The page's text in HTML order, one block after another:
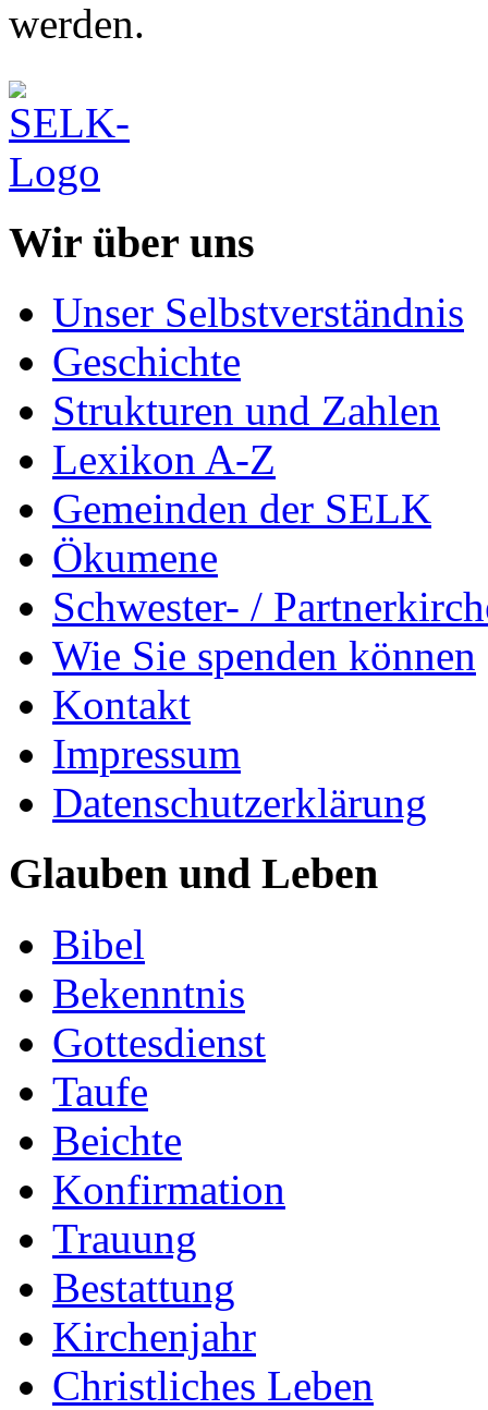
werden.
Wir über uns
Unser Selbstverständnis
Geschichte
Strukturen und Zahlen
Lexikon A-Z
Gemeinden der SELK
Ökumene
Schwester- /
Wie Sie spenden können
Kontakt
Impressum
Datenschutzerklärung
Glauben und Leben
Bibel
Bekenntnis
Gottesdienst
Taufe
Beichte
Konfirmation
Trauung
Bestattung
Kirchenjahr
Christliches Leben